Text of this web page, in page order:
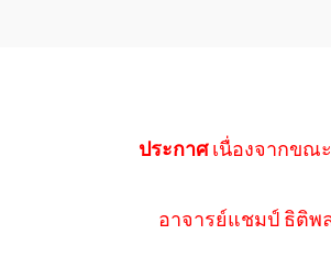
ประกาศเนื่องจากขณ
อาจารย์แชมป์ ธิติพ